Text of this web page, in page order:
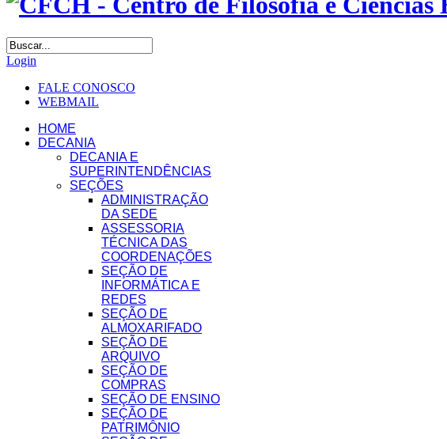
Login
FALE CONOSCO
WEBMAIL
HOME
DECANIA
DECANIA E
SUPERINTENDÊNCIAS
SEÇÕES
ADMINISTRAÇÃO
DA SEDE
ASSESSORIA
TÉCNICA DAS
COORDENAÇÕES
SEÇÃO DE
INFORMÁTICA E
REDES
SEÇÃO DE
ALMOXARIFADO
SEÇÃO DE
ARQUIVO
SEÇÃO DE
COMPRAS
SEÇÃO DE ENSINO
SEÇÃO DE
PATRIMÔNIO